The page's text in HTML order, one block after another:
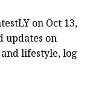
on Oct 13,
updates on
lifestyle, log